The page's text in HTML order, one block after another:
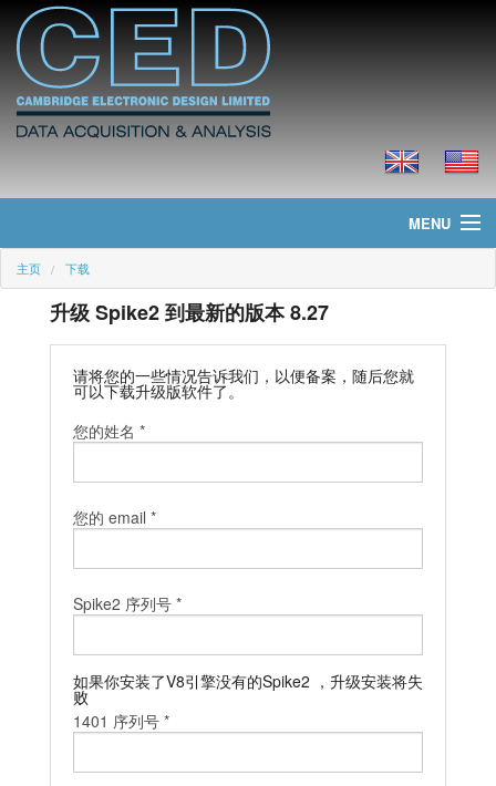
MENU
主页
主页 下载
升级 Spike2 到最新的版本 8.27
请将您的一些情况告诉我们，以便备案，随后您就
可以下载升级版软件了。
您的姓名 *
您的 email *
Spike2 序列号 *
如果你安装了V8引擎没有的Spike2 ，升级安装将失
败
1401 序列号 *